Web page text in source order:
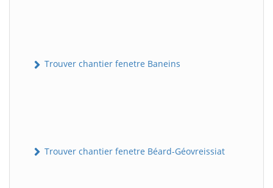
Trouver chantier fenetre Baneins
Trouver chantier fenetre Béard-Géovreissiat